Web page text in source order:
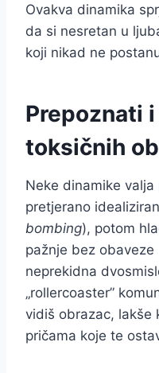
Ovakva dinamika
da si nesretan u
koji nikad ne
Prepoznati
toksičnih
Neke dinamike
pretjerano
bombing), potom
pažnje bez obaveze
neprekidna
„rollercoaster”
vidiš obrazac, lakše
pričama koje te